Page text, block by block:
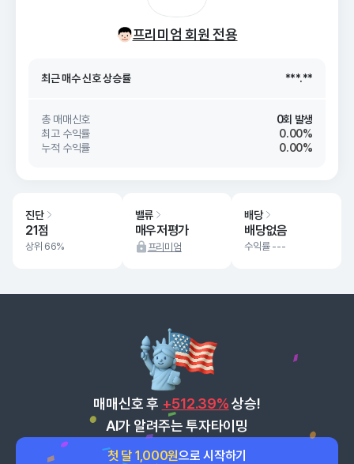
프리미엄 회원 전용
26. 08/07
최근 매수 신호 상승률 ***.**
최근 매수 신호 ***.**
총 매매신호
0회 발생
최고 수익률
0.00%
누적 수익률
0.00%
진단
21점
상위 66%
밸류
매우저평가
프리미엄
배당
배당없음
수익률 ---
매매신호 후 +512.39% 상승!
AI가 알려주는 투자타이밍
첫 달 1,000원으로 시작하기